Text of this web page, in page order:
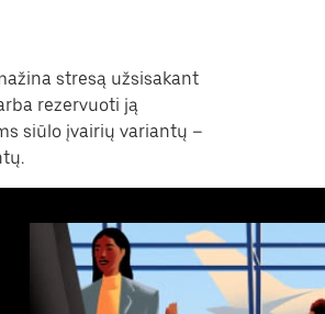
stresą užsisakant
rezervuoti ją
siūlo įvairių variantų –